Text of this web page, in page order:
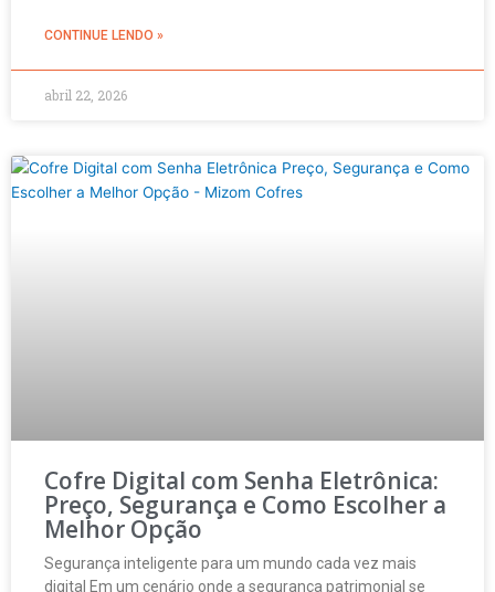
CONTINUE LENDO »
abril 22, 2026
Cofre Digital com Senha Eletrônica:
Preço, Segurança e Como Escolher a
Melhor Opção
Segurança inteligente para um mundo cada vez mais
digital Em um cenário onde a segurança patrimonial se